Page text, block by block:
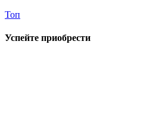
Топ
Успейте приобрести